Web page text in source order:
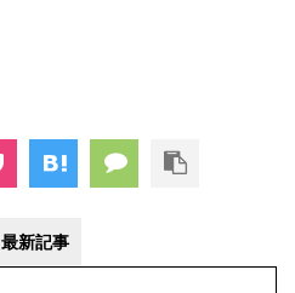
最新記事